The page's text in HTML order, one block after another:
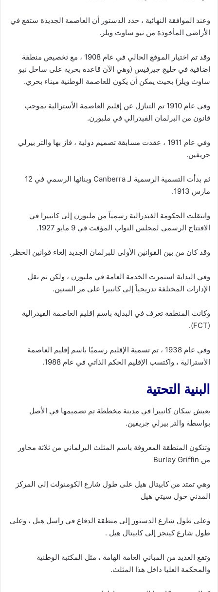
وعند الموافقة النهائية ، حدد الدستور أن العاصمة الجديدة ستقع في
الأراضي المأخوذة من نيو ساوث ويلز.
وقد تم اختيار الموقع الحالي في عام 1908 ، مع تخصيص منطقة
إضافية في خليج جيرفيس (وهي الآن قاعدة بحرية على ساحل نيو
ساوث ويلز) بحيث يمكن أن يكون للعاصمة الوطنية ميناء بحري.
وفي عام 1910 تم التنازل عن إقليم العاصمة الأسترالية بموجب
قانون من البرلمان الفيدرالي في ملبورن.
وفي عام 1911 ، عقدت مسابقة تصميم دولية ، فاز بها والتر بيرلي
جريفين.
ثم بدأت التسمية الرسمية لـ Canberra وبنائها الرسمي في 12
مارس 1913.
وانتقلت الحكومة الفيدرالية رسمياً من ملبورن إلى كانبيرا في
الافتتاح الرسمي لمجلس النواب المؤقت في 9 مايو 1927.
وقد كان من بين القوانين الأولى للبرلمان الجديد إلغاء قوانين الحظر.
وفي البداية استمرت الخدمة العامة في ملبورن ، ولكن تم نقل
الإدارات المختلفة تدريجياً إلى كانبيرا على مر السنين.
وكانت المنطقة تعرف في البداية باسم إقليم العاصمة الفيدرالية
(FCT).
وفي عام 1938 ، تم تسمية الإقليم رسميًا باسم إقليم العاصمة
الأسترالية ، واكتسب الإقليم الحكم الذاتي في عام 1988.
البنية التحتية
يعيش سكان كانبيرا في مدينة مخططة تم تصميمها في الأصل
بواسطة والتر بيرلي جريفين.
وتتكون المنطقة المعروفة باسم المثلث البرلماني من ثلاثة محاور
من Burley Griffin
وهي تمتد من كابيتال هيل على طول شارع الكومنولث إلى المركز
المدني حول سيتي هيل
وعلى طول شارع الدستور إلى منطقة الدفاع في راسل هيل ، وعلى
طول شارع كينجز إلى كابيتال هيل .
وتقع العديد من المباني العامة الهامة ، مثل المكتبة الوطنية
والمحكمة العليا داخل هذا المثلث.